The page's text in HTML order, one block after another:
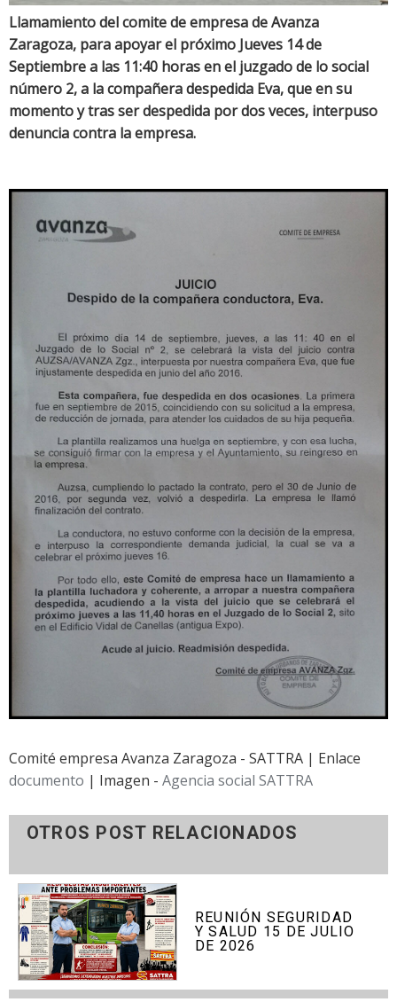
Llamamiento del comite de empresa de Avanza
Zaragoza, para apoyar el próximo Jueves 14 de
Septiembre a las 11:40 horas en el juzgado de lo social
número 2, a la compañera despedida Eva, que en su
momento y tras ser despedida por dos veces, interpuso
denuncia contra la empresa.
Comité empresa Avanza Zaragoza - SATTRA | Enlace
documento | Imagen - Agencia social SATTRA
OTROS POST RELACIONADOS
REUNIÓN SEGURIDAD
Y SALUD 15 DE JULIO
DE 2026